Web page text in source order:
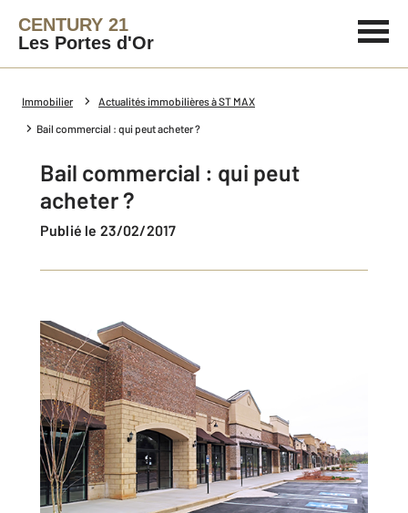
CENTURY 21
Les Portes d'Or
Immobilier Actualités immobilières à ST MAX
Bail commercial : qui peut acheter ?
Bail commercial : qui peut
acheter ?
Publié le 23/02/2017